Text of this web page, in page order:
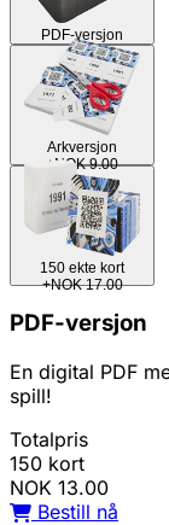
PDF-versjon
Arkversjon
+NOK 9.00
150 ekte kort
+NOK 17.00
PDF-versjon
En digital PDF
spill!
Totalpris
150 kort
NOK 13.00
Bestill nå